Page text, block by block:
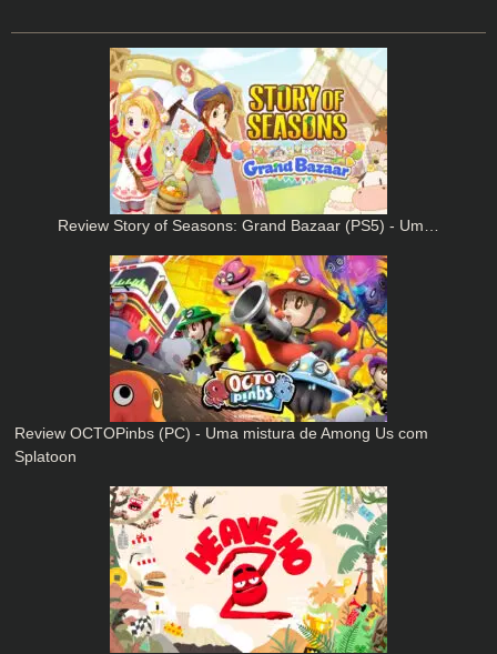
Review Story of Seasons: Grand Bazaar (PS5) - Um…
Review OCTOPinbs (PC) - Uma mistura de Among Us com
Splatoon